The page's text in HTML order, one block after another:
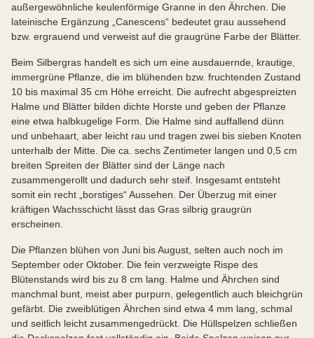
außergewöhnliche keulenförmige Granne in den Ährchen. Die
lateinische Ergänzung „Canescens“ bedeutet grau aussehend
bzw. ergrauend und verweist auf die graugrüne Farbe der Blätter.
Beim Silbergras handelt es sich um eine ausdauernde, krautige,
immergrüne Pflanze, die im blühenden bzw. fruchtenden Zustand
10 bis maximal 35 cm Höhe erreicht. Die aufrecht abgespreizten
Halme und Blätter bilden dichte Horste und geben der Pflanze
eine etwa halbkugelige Form. Die Halme sind auffallend dünn
und unbehaart, aber leicht rau und tragen zwei bis sieben Knoten
unterhalb der Mitte. Die ca. sechs Zentimeter langen und 0,5 cm
breiten Spreiten der Blätter sind der Länge nach
zusammengerollt und dadurch sehr steif. Insgesamt entsteht
somit ein recht „borstiges“ Aussehen. Der Überzug mit einer
kräftigen Wachsschicht lässt das Gras silbrig graugrün
erscheinen.
Die Pflanzen blühen von Juni bis August, selten auch noch im
September oder Oktober. Die fein verzweigte Rispe des
Blütenstands wird bis zu 8 cm lang. Halme und Ährchen sind
manchmal bunt, meist aber purpurn, gelegentlich auch bleichgrün
gefärbt. Die zweiblütigen Ährchen sind etwa 4 mm lang, schmal
und seitlich leicht zusammengedrückt. Die Hüllspelzen schließen